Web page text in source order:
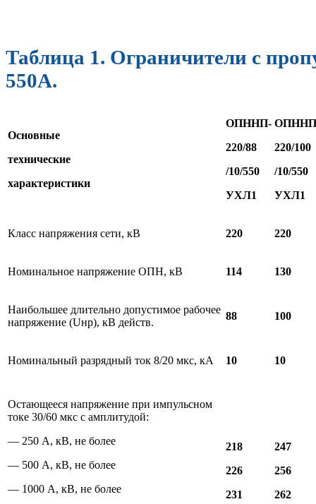
Таблица 1. Ограничители с
550А.
Основные
технические
характеристики
ОПННП-
220/88
/10/550
УХЛ1
ОПННП
220/100
/10/550
УХЛ1
Класс напряжения сети, кВ 220 220
Номинальное напряжение ОПН, кВ 114 130
Наибольшее длительно допустимое рабочее
напряжение (Uнр), кВ действ.
88 100
Номинальный разрядный ток 8/20 мкс, кА 10 10
Остающееся напряжение при импульсном
токе 30/60 мкс с амплитудой:
— 250 А, кВ, не более
— 500 А, кВ, не более
— 1000 А, кВ, не более
218
226
231
247
256
262